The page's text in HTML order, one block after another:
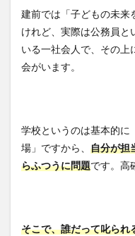
建前では「子どもの未来
けれど、実際は公務員と
いる一社会人で、その上
会がいます。
学校というのは基本的に
場」ですから、 自分が担
らふつうに問題です。高
そこで、誰だって叱られ